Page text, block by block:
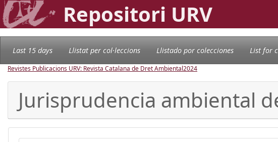
Repositori URV
Last 15 days Llistat per col·leccions Llistado por colecciones List for
Revistes Publicacions URV: Revista Catalana de Dret Ambiental2024
Jurisprudencia ambiental